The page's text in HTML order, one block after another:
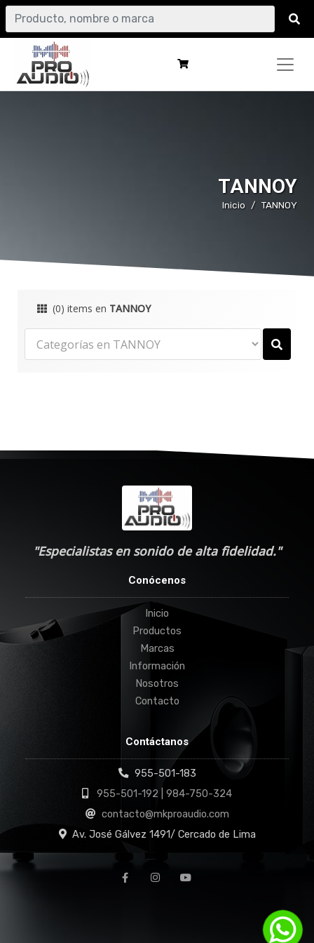
TANNOY
Inicio TANNOY
(0) items en TANNOY
"Especialistas en sonido de alta fidelidad."
Conócenos
Inicio
Productos
Marcas
Información
Nosotros
Contacto
Contáctanos
955-501-183
955-501-192 | 984-750-324
contacto@mkproaudio.com
Av. José Gálvez 1491/ Cercado de Lima